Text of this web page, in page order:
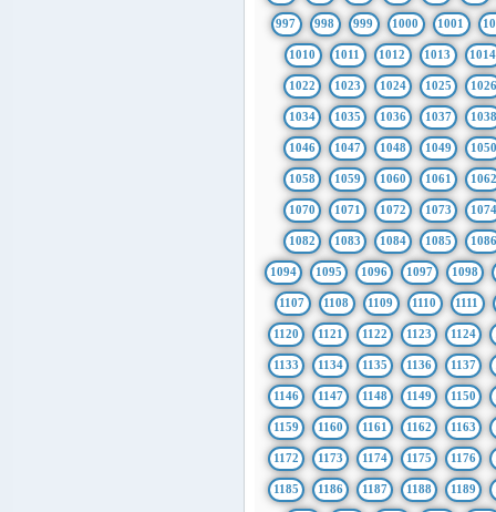
997 998 999 1000 1001
1010 1011 1012 1013 1014
1022 1023 1024 1025 1026
1034 1035 1036 1037 1038
1046 1047 1048 1049 1050
1058 1059 1060 1061 1062
1070 1071 1072 1073 1074
1082 1083 1084 1085 1086
1094 1095 1096 1097 1098
1107 1108 1109 1110 1111
1120 1121 1122 1123 1124
1133 1134 1135 1136 1137
1146 1147 1148 1149 1150
1159 1160 1161 1162 1163
1172 1173 1174 1175 1176
1185 1186 1187 1188 1189